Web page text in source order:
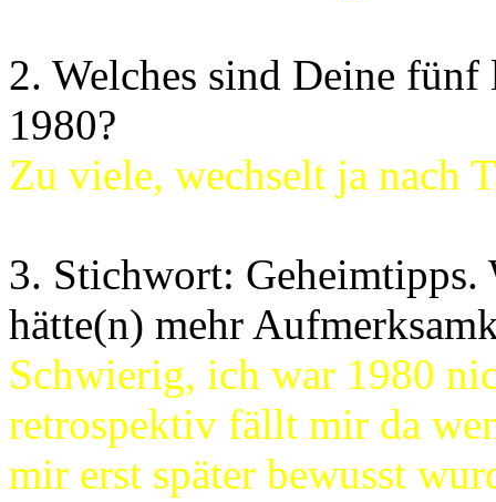
2. Welches sind Deine fünf
1980?
Zu viele, wechselt ja nach
3. Stichwort: Geheimtipps.
hätte(n) mehr
Schwierig, ich war 1980
retrospektiv fällt mir da
mir erst später bewusst